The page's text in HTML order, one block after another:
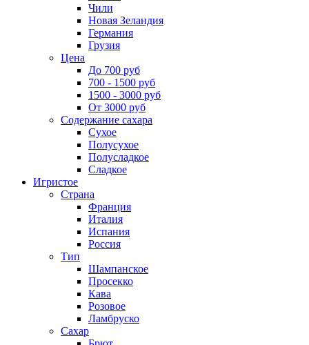
Чили
Новая Зеландия
Германия
Грузия
Цена
До 700 руб
700 - 1500 руб
1500 - 3000 руб
От 3000 руб
Содержание сахара
Сухое
Полусухое
Полусладкое
Сладкое
Игристое
Страна
Франция
Италия
Испания
Россия
Тип
Шампанское
Просекко
Кава
Розовое
Ламбруско
Сахар